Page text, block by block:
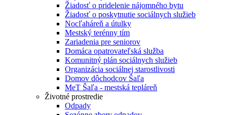
Žiadosť o pridelenie nájomného bytu
Žiadosť o poskytnutie sociálnych služieb
Nocľaháreň a útulky
Mestský terénny tím
Zariadenia pre seniorov
Domáca opatrovateľská služba
Komunitný plán sociálnych služieb
Organizácia sociálnej starostlivosti
Domov dôchodcov Šaľa
MeT Šaľa - mestská tepláreň
Životné prostredie
Odpady